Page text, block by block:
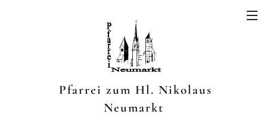
Pfarrei zum Hl. Nikolaus
Neumarkt